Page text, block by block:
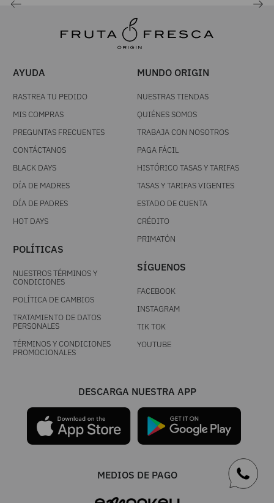
AYUDA
RASTREA TU PEDIDO
MIS COMPRAS
PREGUNTAS FRECUENTES
CONTÁCTANOS
BLACK DAYS
DÍA DE MADRES
DÍA DE PADRES
HOT DAYS
POLÍTICAS
NUESTROS TÉRMINOS Y
CONDICIONES
POLÍTICA DE CAMBIOS
TRATAMIENTO DE DATOS
PERSONALES
TÉRMINOS Y CONDICIONES
PROMOCIONALES
MUNDO ORIGIN
NUESTRAS TIENDAS
QUIÉNES SOMOS
TRABAJA CON NOSOTROS
PAGA FÁCIL
HISTÓRICO TASAS Y TARIFAS
TASAS Y TARIFAS VIGENTES
ESTADO DE CUENTA
CRÉDITO
PRIMATÓN
SÍGUENOS
FACEBOOK
INSTAGRAM
TIK TOK
YOUTUBE
DESCARGA NUESTRA APP
MEDIOS DE PAGO